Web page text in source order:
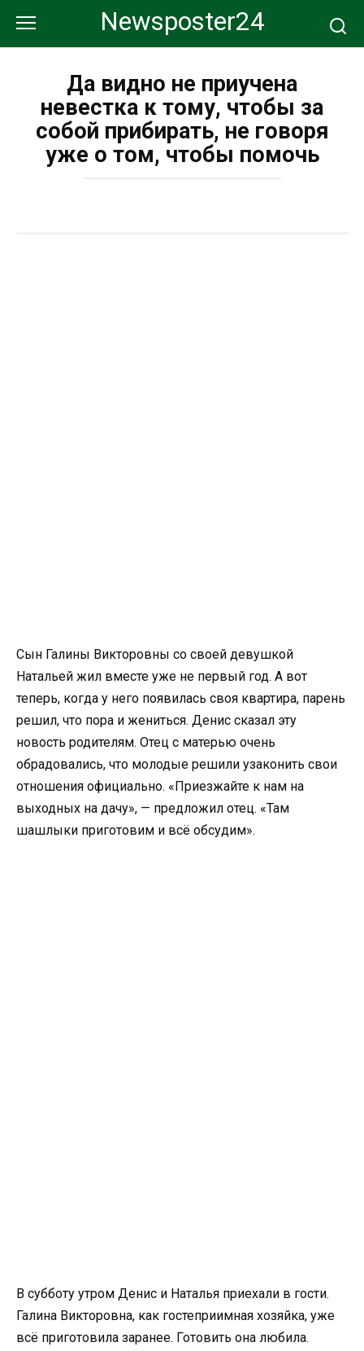
контенту
Newsposter24
Да видно не приучена
невестка к тому, чтобы за
собой прибирать, не говоря
уже о том, чтобы помочь
Сын Галины Викторовны со своей девушкой
Натальей жил вместе уже не первый год. А вот
теперь, когда у него появилась своя квартира, парень
решил, что пора и жениться. Денис сказал эту
новость родителям. Отец с матерью очень
обрадовались, что молодые решили узаконить свои
отношения официально. «Приезжайте к нам на
выходных на дачу», — предложил отец. «Там
шашлыки приготовим и всё обсудим».
В субботу утром Денис и Наталья приехали в гости.
Галина Викторовна, как гостеприимная хозяйка, уже
всё приготовила заранее. Готовить она любила.